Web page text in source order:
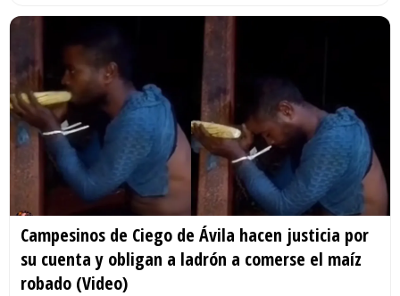
Campesinos de Ciego de Ávila hacen justicia por
su cuenta y obligan a ladrón a comerse el maíz
robado (Video)